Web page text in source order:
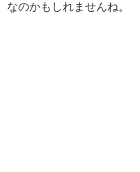
なのかもしれませんね。